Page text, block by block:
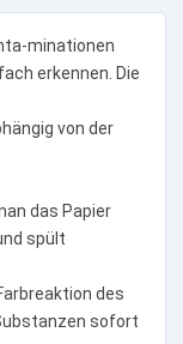
minationen
erkennen. Die
von der
das Papier
spült
des
sofort